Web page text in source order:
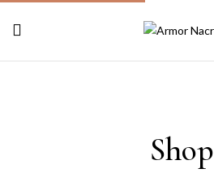
Shop